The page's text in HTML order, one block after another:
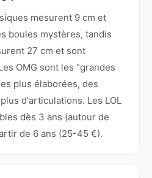
mesurent 9 cm et
boules mystères, tandis
27 cm et sont
OMG sont les "grandes
plus élaborées, des
d'articulations. Les LOL
dès 3 ans (autour de
de 6 ans (25-45 €).